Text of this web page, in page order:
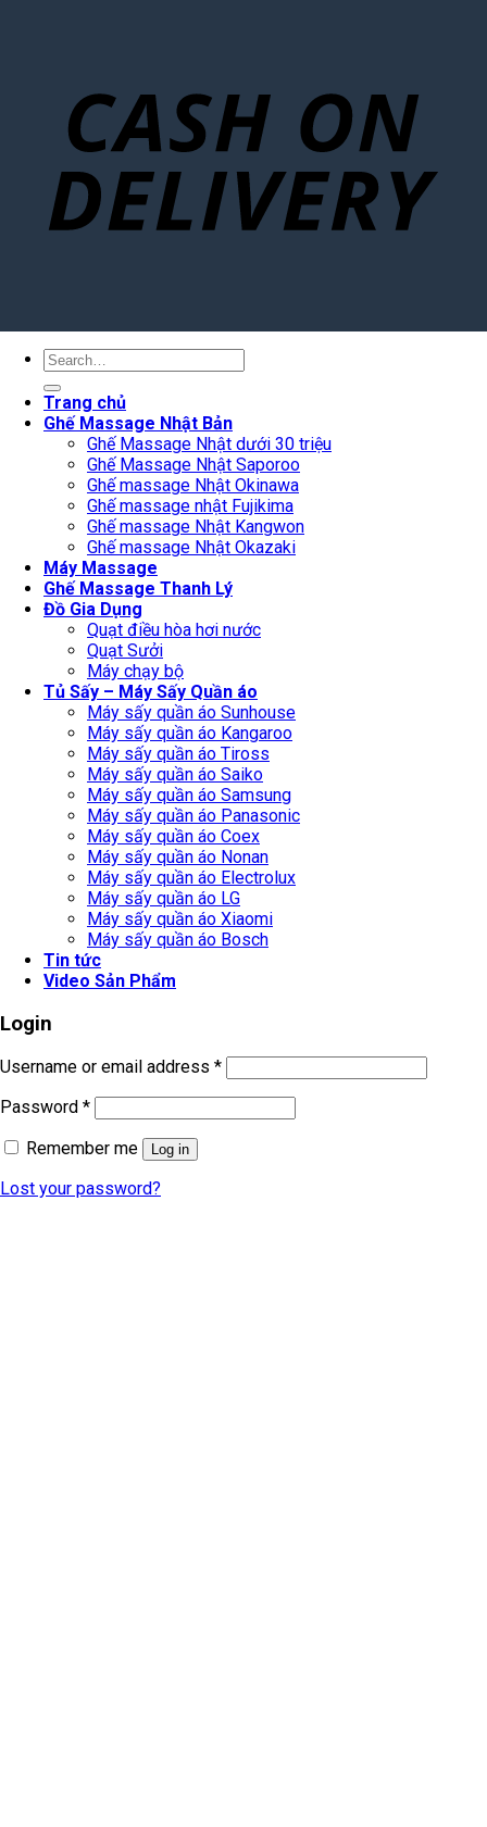
Search
Trang chủ
Ghế Massage Nhật Bản
Ghế Massage Nhật dưới 30 triệu
Ghế Massage Nhật Saporoo
Ghế massage Nhật Okinawa
Ghế massage nhật Fujikima
Ghế massage Nhật Kangwon
Ghế massage Nhật Okazaki
Máy Massage
Ghế Massage Thanh Lý
Đồ Gia Dụng
Quạt điều hòa hơi nước
Quạt Sưởi
Máy chạy bộ
Tủ Sấy – Máy Sấy Quần áo
Máy sấy quần áo Sunhouse
Máy sấy quần áo Kangaroo
Máy sấy quần áo Tiross
Máy sấy quần áo Saiko
Máy sấy quần áo Samsung
Máy sấy quần áo Panasonic
Máy sấy quần áo Coex
Máy sấy quần áo Nonan
Máy sấy quần áo Electrolux
Máy sấy quần áo LG
Máy sấy quần áo Xiaomi
Máy sấy quần áo Bosch
Tin tức
Video Sản Phẩm
Login
Username or email address *
Password *
Remember me
Log in
Lost your password?